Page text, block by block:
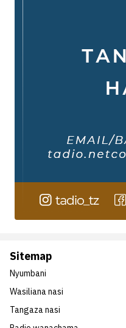
Sitemap
Nyumbani
Wasiliana nasi
Tangaza nasi